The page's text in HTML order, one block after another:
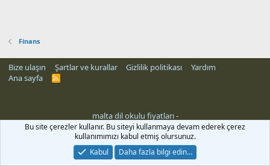
Finans
Bize ulaşın Şartlar ve kurallar Gizlilik politikası
Yardım
Ana sayfa
R
malta dil okulu fiyatları-
Bu site çerezler kullanır. Bu siteyi kullanmaya devam ederek çerez
kullanımımızı kabul etmiş olursunuz.
Kabul
Daha fazla bilgi edin…